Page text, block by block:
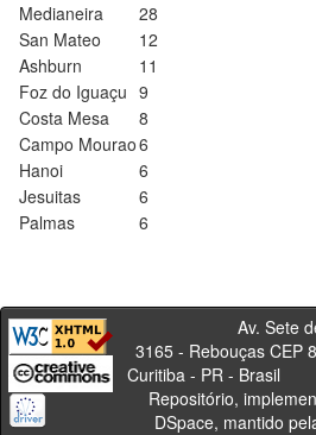
Medianeira
28
San Mateo
12
Ashburn
11
Foz do Iguaçu 9
Costa Mesa
8
Campo Mourao6
Hanoi
6
Jesuitas
6
Palmas
6
Av. Sete de
3165 - Rebouças CEP
Curitiba - PR
Repositório,
DSpace, mantido